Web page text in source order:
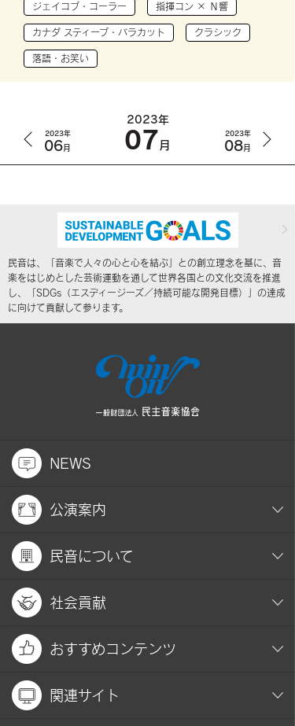
ジェイコブ・コーラー 指揮コン × Ｎ響
カナダ スティーブ・バラカット クラシック
落語・お笑い
2023年
06月
2023年
07月
2023年
08月
民音は、「音楽で人々の心と心を結ぶ」との創立理念を基に、音
楽をはじめとした芸術運動を通して世界各国との文化交流を推進
し、「SDGs（エスディージーズ／持続可能な開発目標）」の達成
に向けて貢献して参ります。
NEWS
公演案内
民音について
社会貢献
おすすめコンテンツ
関連サイト